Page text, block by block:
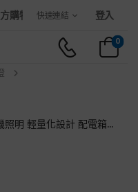
物商城！快速連結 登入
0
細長型LED燈 NLT系列 DC電源 工具機照明 輕量化設計 配電箱照明 工業照明